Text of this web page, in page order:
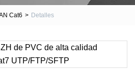
Cat6 > Detalles